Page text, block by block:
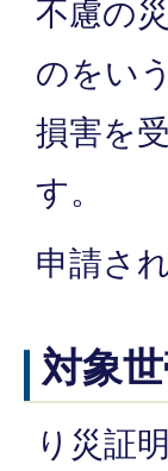
不慮の
のをい
損害を
す。
申請さ
対象
り災証